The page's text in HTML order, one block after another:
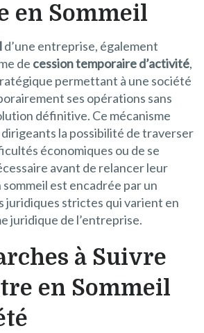
en Sommeil
d’une entreprise, également
de cession temporaire d’activité,
permettant à une société
ses opérations sans
définitive. Ce mécanisme
la possibilité de traverser
économiques ou de se
avant de relancer leur
est encadrée par un
juridiques strictes qui varient en
juridique de l’entreprise.
à Suivre
en Sommeil